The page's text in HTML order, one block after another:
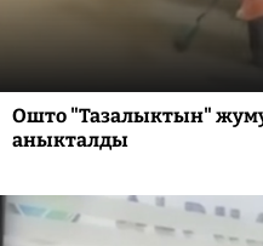
Ошто "Тазалыктын"
аныкталды